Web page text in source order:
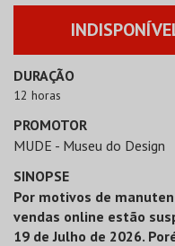
DURAÇÃO
12 horas
PROMOTOR
MUDE - Museu do Design
SINOPSE
Por motivos de
vendas online estão
19 de Julho de 2026.